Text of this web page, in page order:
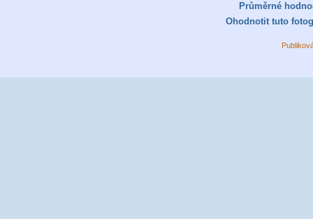
Průměrné
Ohodnotit tuto